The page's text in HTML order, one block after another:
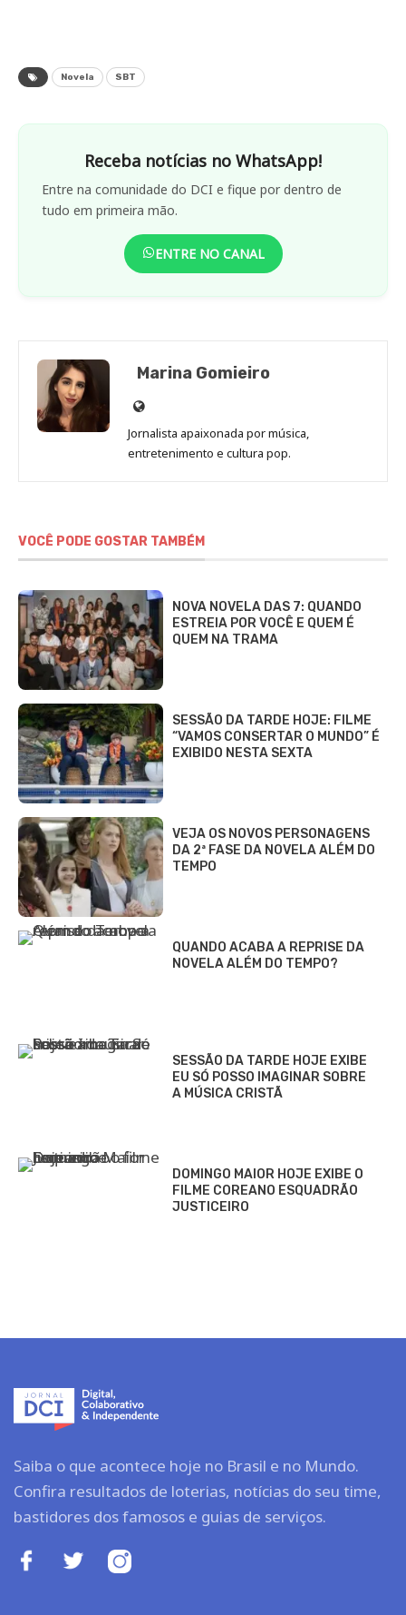
Novela SBT
Receba notícias no WhatsApp!
Entre na comunidade do DCI e fique por dentro de
tudo em primeira mão.
ENTRE NO CANAL
Marina Gomieiro
Site
de
Marina
Jornalista apaixonada por música,
entretenimento e cultura pop.
VOCÊ PODE GOSTAR TAMBÉM
NOVA NOVELA DAS 7: QUANDO
ESTREIA POR VOCÊ E QUEM É
QUEM NA TRAMA
SESSÃO DA TARDE HOJE: FILME
“VAMOS CONSERTAR O MUNDO” É
EXIBIDO NESTA SEXTA
VEJA OS NOVOS PERSONAGENS
DA 2ª FASE DA NOVELA ALÉM DO
TEMPO
QUANDO ACABA A REPRISE DA
NOVELA ALÉM DO TEMPO?
SESSÃO DA TARDE HOJE EXIBE
EU SÓ POSSO IMAGINAR SOBRE
A MÚSICA CRISTÃ
DOMINGO MAIOR HOJE EXIBE O
FILME COREANO ESQUADRÃO
JUSTICEIRO
Saiba o que acontece hoje no Brasil e no Mundo.
Confira resultados de loterias, notícias do seu time,
bastidores dos famosos e guias de serviços.